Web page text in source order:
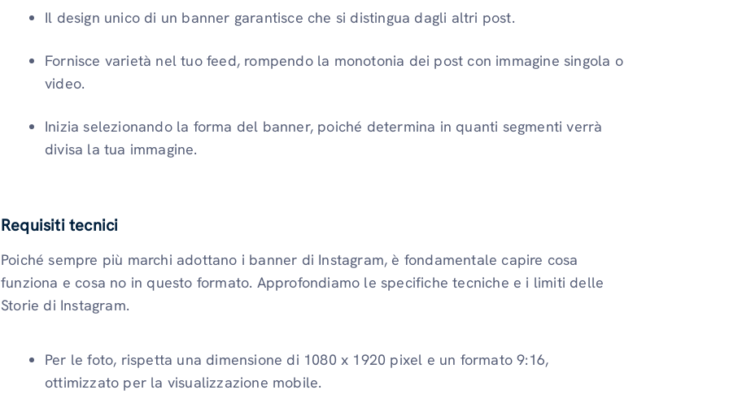
Il design unico di un banner garantisce che si distingua dagli altri post.
Fornisce varietà nel tuo feed, rompendo la monotonia dei post con immagine singola o
video.
Inizia selezionando la forma del banner, poiché determina in quanti segmenti verrà
divisa la tua immagine.
Requisiti tecnici
Poiché sempre più marchi adottano i banner di Instagram, è fondamentale capire cosa
funziona e cosa no in questo formato. Approfondiamo le specifiche tecniche e i limiti delle
Storie di Instagram.
Per le foto, rispetta una dimensione di 1080 x 1920 pixel e un formato 9:16,
ottimizzato per la visualizzazione mobile.